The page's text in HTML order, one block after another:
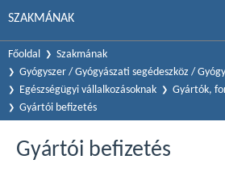
SZAKMÁNAK
Főoldal
Szakmának
Gyógyszer / Gyógyászati segédeszköz /
Egészségügyi vállalkozásoknak
Gyártók,
Gyártói befizetés
Gyártói befizetés